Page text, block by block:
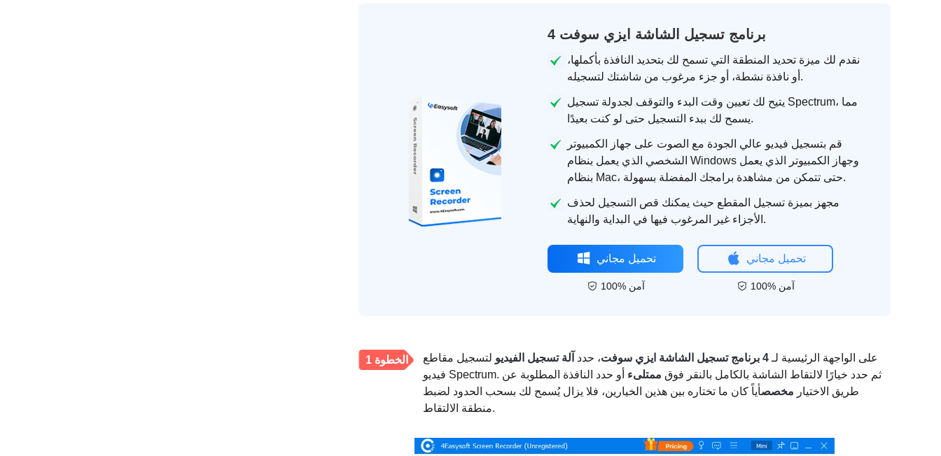
4 برنامج تسجيل الشاشة ايزي سوفت
نقدم لك ميزة تحديد المنطقة التي تسمح لك بتحديد النافذة بأكملها،
أو نافذة نشطة، أو جزء مرغوب من شاشتك لتسجيله.
يتيح لك تعيين وقت البدء والتوقف لجدولة تسجيل Spectrum، مما
يسمح لك ببدء التسجيل حتى لو كنت بعيدًا.
قم بتسجيل فيديو عالي الجودة مع الصوت على جهاز الكمبيوتر
الشخصي الذي يعمل بنظام Windows وجهاز الكمبيوتر الذي يعمل
بنظام Mac، حتى تتمكن من مشاهدة برامجك المفضلة بسهولة.
مجهز بميزة تسجيل المقطع حيث يمكنك قص التسجيل لحذف
الأجزاء غير المرغوب فيها في البداية والنهاية.
تحميل مجاني
100% آمن
تحميل مجاني
100% آمن
الخطوة 1 على الواجهة الرئيسية لـ 4 برنامج تسجيل الشاشة ايزي سوفت ، حدد آلة تسجيل الفيديو لتسجيل مقاطع
فيديو Spectrum. ثم حدد خيارًا لالتقاط الشاشة بالكامل بالنقر فوق ممتلىء أو حدد النافذة المطلوبة عن
طريق الاختيار مخصصأياً كان ما تختاره بين هذين الخيارين، فلا يزال يُسمح لك بسحب الحدود لضبط
منطقة الالتقاط.